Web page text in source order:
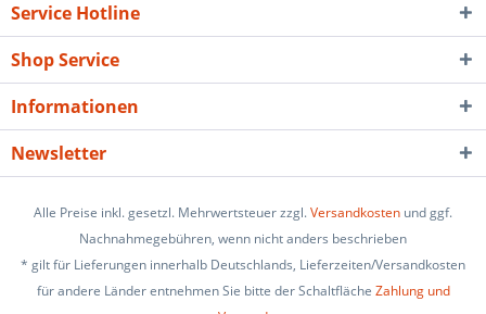
Service Hotline
Shop Service
Informationen
Newsletter
Alle Preise inkl. gesetzl. Mehrwertsteuer zzgl.Versandkosten und ggf.
Nachnahmegebühren, wenn nicht anders beschrieben
* gilt für Lieferungen innerhalb Deutschlands, Lieferzeiten/Versandkosten
für andere Länder entnehmen Sie bitte der Schaltfläche Zahlung und